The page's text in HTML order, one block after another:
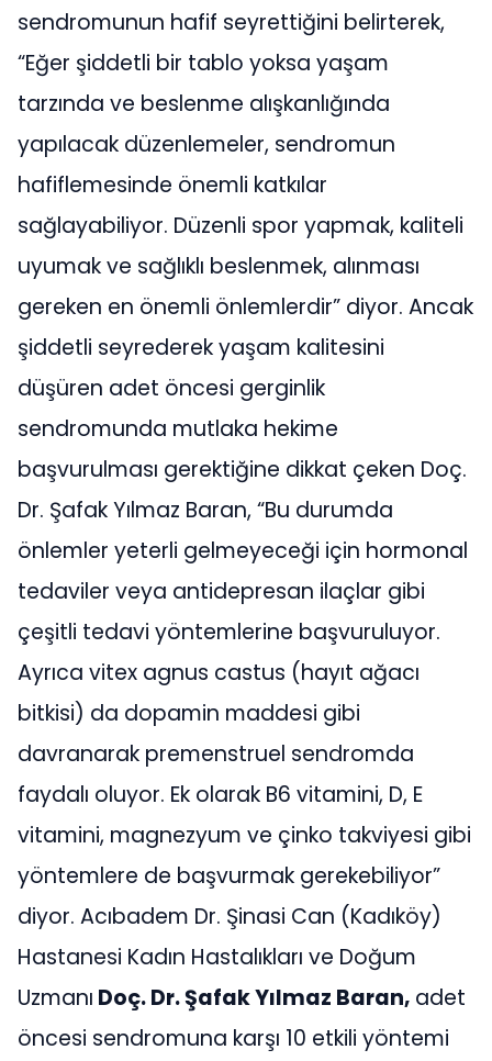
sendromunun hafif seyrettiğini belirterek,
“Eğer şiddetli bir tablo yoksa yaşam
tarzında ve beslenme alışkanlığında
yapılacak düzenlemeler, sendromun
hafiflemesinde önemli katkılar
sağlayabiliyor. Düzenli spor yapmak, kaliteli
uyumak ve sağlıklı beslenmek, alınması
gereken en önemli önlemlerdir” diyor. Ancak
şiddetli seyrederek yaşam kalitesini
düşüren adet öncesi gerginlik
sendromunda mutlaka hekime
başvurulması gerektiğine dikkat çeken Doç.
Dr. Şafak Yılmaz Baran, “Bu durumda
önlemler yeterli gelmeyeceği için hormonal
tedaviler veya antidepresan ilaçlar gibi
çeşitli tedavi yöntemlerine başvuruluyor.
Ayrıca vitex agnus castus (hayıt ağacı
bitkisi) da dopamin maddesi gibi
davranarak premenstruel sendromda
faydalı oluyor. Ek olarak B6 vitamini, D, E
vitamini, magnezyum ve çinko takviyesi gibi
yöntemlere de başvurmak gerekebiliyor”
diyor. Acıbadem Dr. Şinasi Can (Kadıköy)
Hastanesi Kadın Hastalıkları ve Doğum
Uzmanı Doç. Dr. Şafak Yılmaz Baran, adet
öncesi sendromuna karşı 10 etkili yöntemi